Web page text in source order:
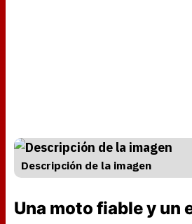
Descripción de la imagen
Una moto fiable y un